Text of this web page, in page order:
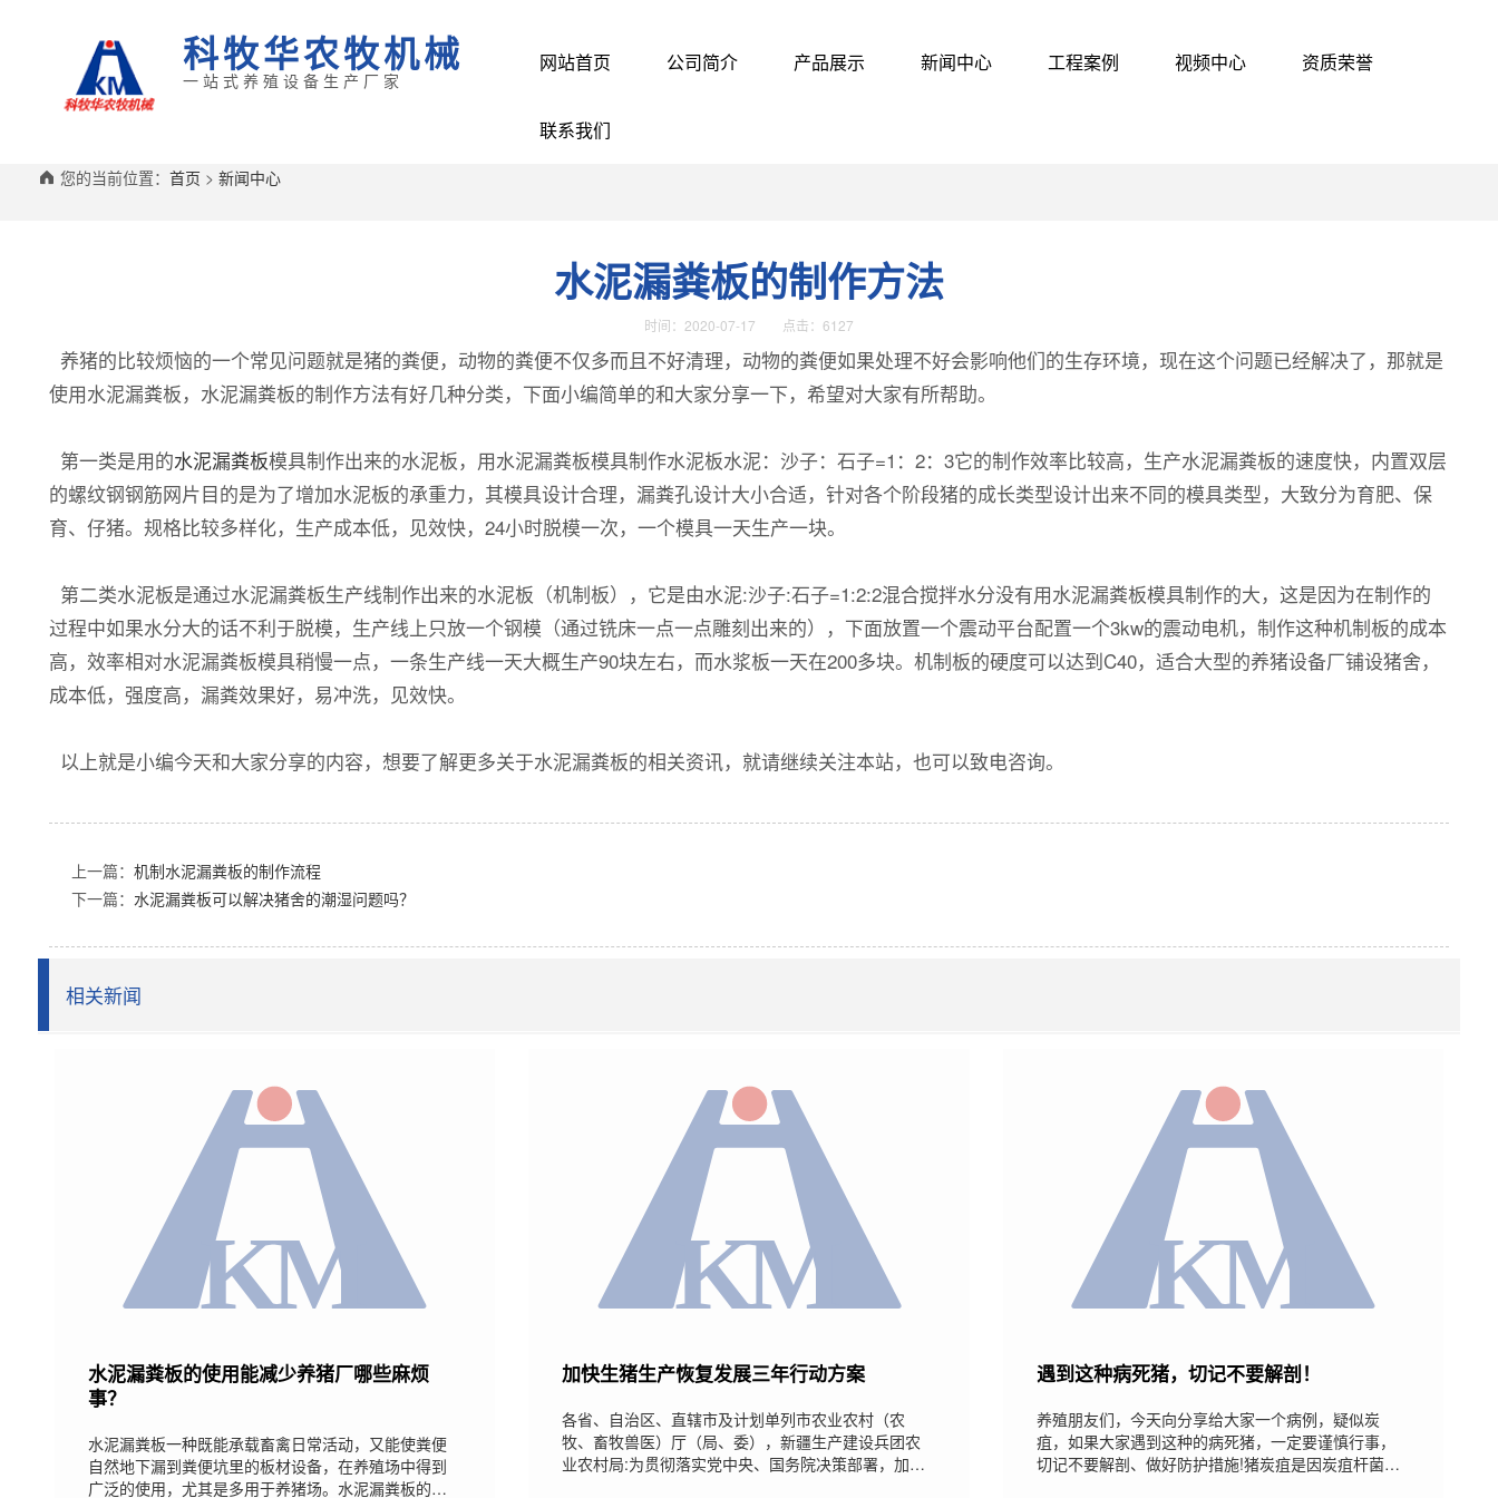
科牧华农牧机械
一站式养殖设备生产厂家
网站首页 公司简介 产品展示 新闻中心 工程案例 视频中心 资质荣誉
联系我们
您的当前位置： 首页 > 新闻中心
水泥漏粪板的制作方法
时间：2020-07-17 点击：6127
养猪的比较烦恼的一个常见问题就是猪的粪便，动物的粪便不仅多而且不好清理，动物的粪便如果处理不好会影响他们的生存环境，现在这个问题已经解决了，那就是
使用水泥漏粪板，水泥漏粪板的制作方法有好几种分类，下面小编简单的和大家分享一下，希望对大家有所帮助。
第一类是用的水泥漏粪板模具制作出来的水泥板，用水泥漏粪板模具制作水泥板水泥：沙子：石子=1：2：3它的制作效率比较高，生产水泥漏粪板的速度快，内置双层
的螺纹钢钢筋网片目的是为了增加水泥板的承重力，其模具设计合理，漏粪孔设计大小合适，针对各个阶段猪的成长类型设计出来不同的模具类型，大致分为育肥、保
育、仔猪。规格比较多样化，生产成本低，见效快，24小时脱模一次，一个模具一天生产一块。
第二类水泥板是通过水泥漏粪板生产线制作出来的水泥板（机制板），它是由水泥:沙子:石子=1:2:2混合搅拌水分没有用水泥漏粪板模具制作的大，这是因为在制作的
过程中如果水分大的话不利于脱模，生产线上只放一个钢模（通过铣床一点一点雕刻出来的），下面放置一个震动平台配置一个3kw的震动电机，制作这种机制板的成本
高，效率相对水泥漏粪板模具稍慢一点，一条生产线一天大概生产90块左右，而水浆板一天在200多块。机制板的硬度可以达到C40，适合大型的养猪设备厂铺设猪舍，
成本低，强度高，漏粪效果好，易冲洗，见效快。
以上就是小编今天和大家分享的内容，想要了解更多关于水泥漏粪板的相关资讯，就请继续关注本站，也可以致电咨询。
上一篇： 机制水泥漏粪板的制作流程
下一篇： 水泥漏粪板可以解决猪舍的潮湿问题吗？
相关新闻
水泥漏粪板的使用能减少养猪厂哪些麻烦
事？
水泥漏粪板一种既能承载畜禽日常活动，又能使粪便
自然地下漏到粪便坑里的板材设备，在养殖场中得到
广泛的使用，尤其是多用于养猪场。水泥漏粪板的使
加快生猪生产恢复发展三年行动方案
各省、自治区、直辖市及计划单列市农业农村（农
牧、畜牧兽医）厅（局、委），新疆生产建设兵团农
业农村局:为贯彻落实党中央、国务院决策部署，加快
遇到这种病死猪，切记不要解剖！
养殖朋友们，今天向分享给大家一个病例，疑似炭
疽，如果大家遇到这种的病死猪，一定要谨慎行事，
切记不要解剖、做好防护措施!猪炭疽是因炭疽杆菌引